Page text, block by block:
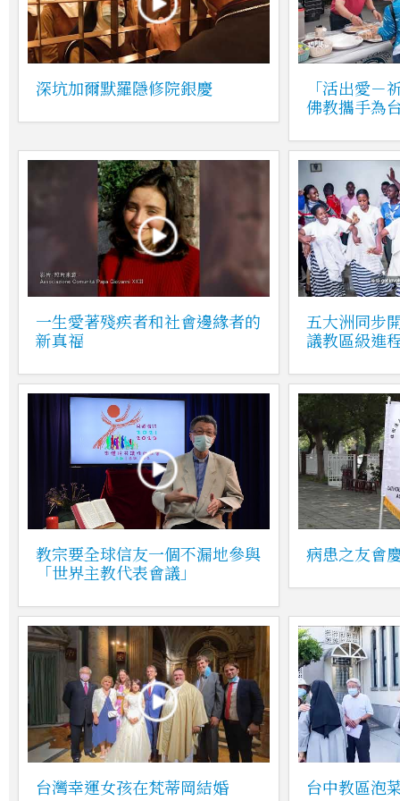
深坑加爾默羅隱修院銀慶
「活出愛－
佛教攜手為
一生愛著殘疾者和社會邊緣者的
新真福
五大洲同步
議教區級進
教宗要全球信友一個不漏地參與
「世界主教代表會議」
病患之友會
台灣幸運女孩在梵蒂岡結婚 台中教區泡